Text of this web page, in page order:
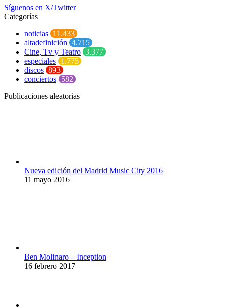
Síguenos en X/Twitter
Categorías
noticias 11.433
altadefinición 4.715
Cine, Tv y Teatro 3.377
especiales 1.775
discos 893
conciertos 582
Publicaciones aleatorias
Nueva edición del Madrid Music City 2016
11 mayo 2016
Ben Molinaro – Inception
16 febrero 2017